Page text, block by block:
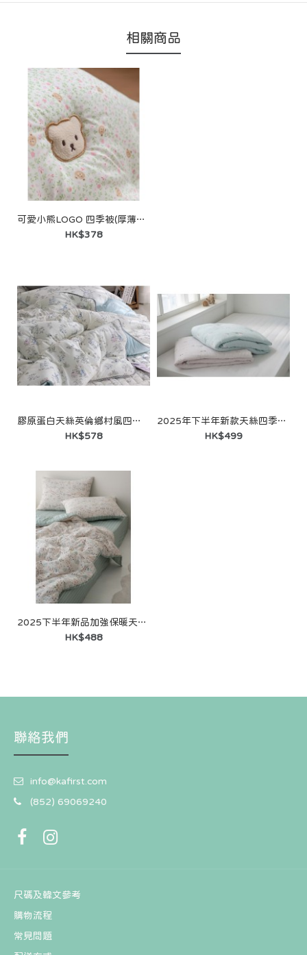
相關商品
可愛小熊LOGO 四季被(厚薄度-中)
HK$378
膠原蛋白天絲英倫鄉村風四季被(厚薄度-中)
HK$578
2025年下半年新款天絲四季被(薄款)
HK$499
2025下半年新品加強保暖天絲四季被(薄款)
HK$488
聯絡我們
info@kafirst.com
(852) 69069240
尺碼及韓文參考
購物流程
常見問題